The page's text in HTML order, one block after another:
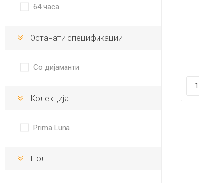
64 часа
Останати спецификации
Со дијаманти
Колекција
Prima Luna
Пол